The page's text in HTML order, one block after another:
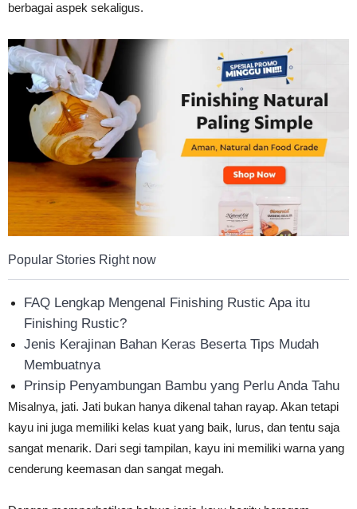
Lama
berbagai aspek sekaligus.
Popular Stories Right now
FAQ Lengkap Mengenal Finishing Rustic Apa itu
Finishing Rustic?
Jenis Kerajinan Bahan Keras Beserta Tips Mudah
Membuatnya
Prinsip Penyambungan Bambu yang Perlu Anda Tahu
Misalnya, jati. Jati bukan hanya dikenal tahan rayap. Akan tetapi
kayu ini juga memiliki kelas kuat yang baik, lurus, dan tentu saja
sangat menarik. Dari segi tampilan, kayu ini memiliki warna yang
cenderung keemasan dan sangat megah.